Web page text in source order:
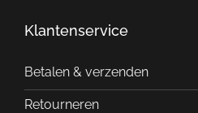
Klantenservice
Betalen & verzenden
Retourneren